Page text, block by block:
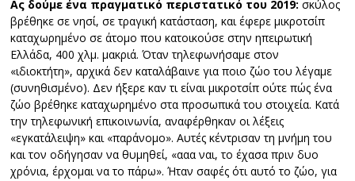
Ας δούμε ένα πραγματικό περιστατικό του 2019: σκύλος
βρέθηκε σε νησί, σε τραγική κατάσταση, και έφερε μικροτσίπ
καταχωρημένο σε άτομο που κατοικούσε στην ηπειρωτική
Ελλάδα, 400 χλμ. μακριά. Όταν τηλεφωνήσαμε στον
«ιδιοκτήτη», αρχικά δεν καταλάβαινε για ποιο ζώο του λέγαμε
(συνηθισμένο). Δεν ήξερε καν τι είναι μικροτσίπ ούτε πώς ένα
ζώο βρέθηκε καταχωρημένο στα προσωπικά του στοιχεία. Κατά
την τηλεφωνική επικοινωνία, αναφέρθηκαν οι λέξεις
«εγκατάλειψη» και «παράνομο». Αυτές κέντρισαν τη μνήμη του
και τον οδήγησαν να θυμηθεί, «ααα ναι, το έχασα πριν δυο
χρόνια, έρχομαι να το πάρω». Ήταν σαφές ότι αυτό το ζώο, για